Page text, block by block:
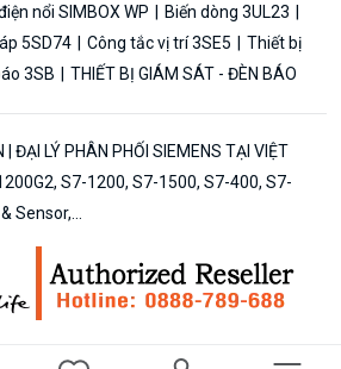
nổi SIMBOX WP
Biến dòng 3UL23
5SD74
Công tắc vị trí 3SE5
Thiết bị
3SB
THIẾT BỊ GIÁM SÁT - ĐÈN BÁO
ĐẠI LÝ PHÂN PHỐI SIEMENS TẠI VIỆT
S7-1200, S7-1500, S7-400, S7-
Sensor,...